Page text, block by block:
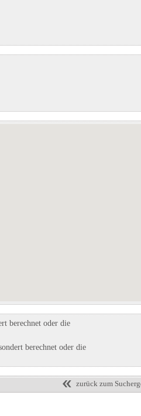
berechnet oder die
berechnet oder die
zurück zum